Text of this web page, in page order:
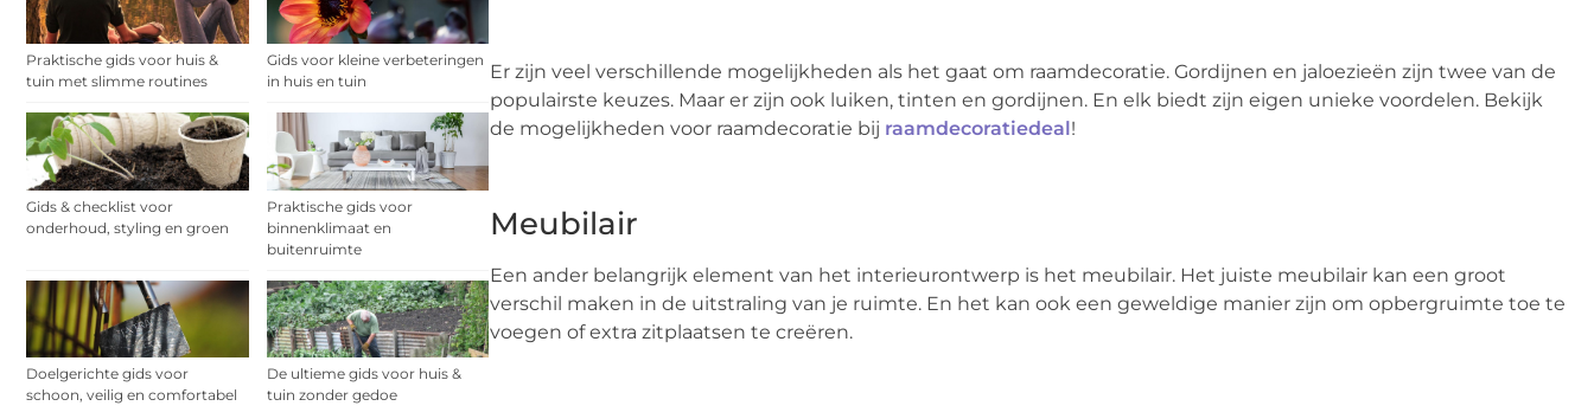
Praktische gids voor huis &
tuin met slimme routines
Gids voor kleine verbeteringen
in huis en tuin
Gids & checklist voor
onderhoud, styling en groen
Praktische gids voor
binnenklimaat en
buitenruimte
Doelgerichte gids voor
schoon, veilig en comfortabel
De ultieme gids voor huis &
tuin zonder gedoe
Er zijn veel verschillende mogelijkheden als het gaat om raamdecoratie. Gordijnen en jaloezieën zijn twee van de
populairste keuzes. Maar er zijn ook luiken, tinten en gordijnen. En elk biedt zijn eigen unieke voordelen. Bekijk
de mogelijkheden voor raamdecoratie bij raamdecoratiedeal!
Meubilair
Een ander belangrijk element van het interieurontwerp is het meubilair. Het juiste meubilair kan een groot
verschil maken in de uitstraling van je ruimte. En het kan ook een geweldige manier zijn om opbergruimte toe te
voegen of extra zitplaatsen te creëren.